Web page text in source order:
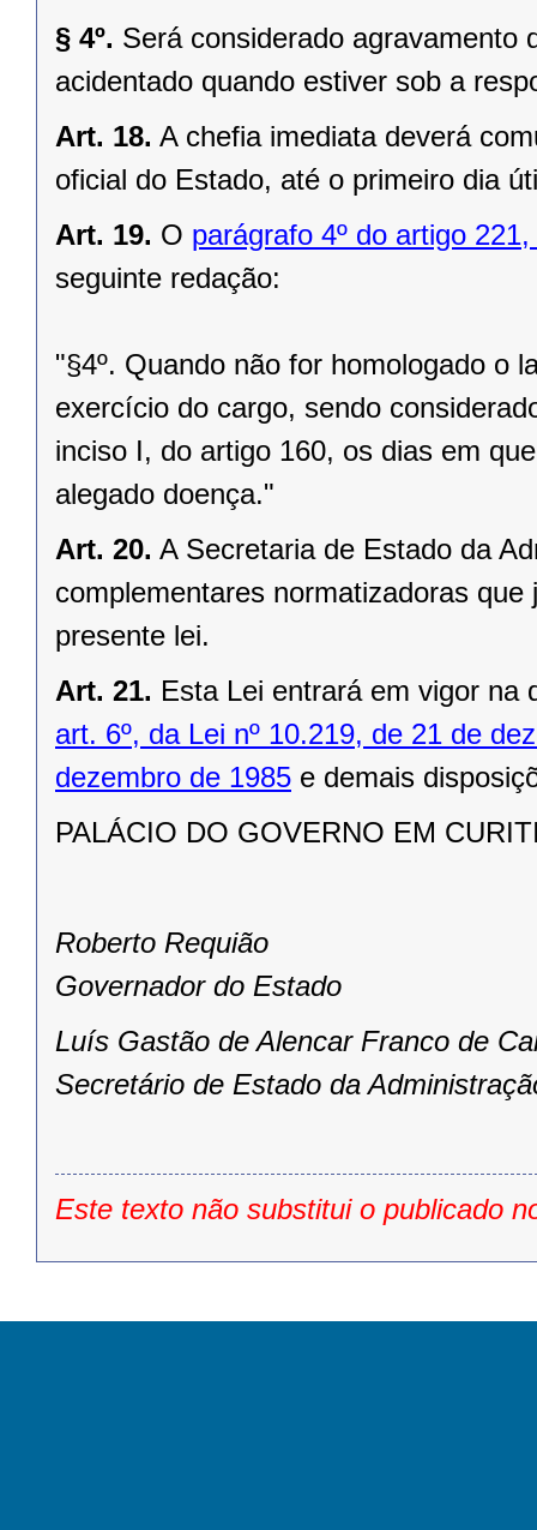
§ 4º. Será considerado agravamento
acidentado quando estiver sob a
Art. 18. A chefia imediata deverá
oficial do Estado, até o primeiro dia
Art. 19. O parágrafo 4º do artigo
seguinte redação:
"§4º. Quando não for homologado o
exercício do cargo, sendo
inciso I, do artigo 160, os dias em
alegado doença."
Art. 20. A Secretaria de Estado da
complementares normatizadoras
presente lei.
Art. 21. Esta Lei entrará em vigor na
art. 6º, da Lei nº 10.219, de 21 de
dezembro de 1985 e demais
PALÁCIO DO GOVERNO EM
Roberto Requião
Governador do Estado
Luís Gastão de Alencar Franco de
Secretário de Estado da
Este texto não substitui o publicado